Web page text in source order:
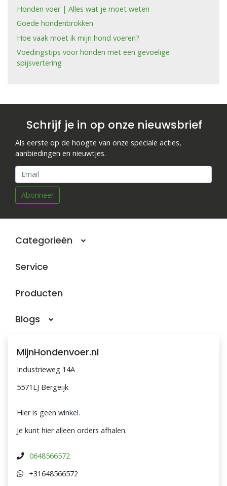
Honden voer | Alles wat je moet weten
Goede hondenbrokken
Hoe vaak moet ik mijn hond voeren?
Voedingstips voor honden met een gevoelige
spijsvertering
Schrijf je in op onze nieuwsbrief
Als eerste op de hoogte van onze speciale acties,
aanbiedingen en nieuwtjes.
Abonneer
Categorieën
Service
Producten
Blogs
MijnHondenvoer.nl
Industrieweg 14A
5571LJ Bergeijk
Hier is geen winkel.
Je kunt hier alleen orders afhalen.
0648566572
+31648566572